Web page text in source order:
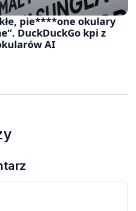
pie****one okulary
DuckDuckGo kpi z
AI